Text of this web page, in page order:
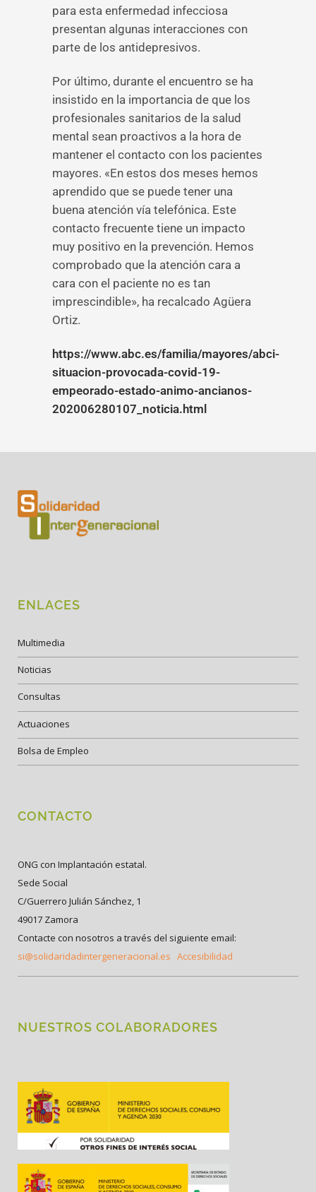
para esta enfermedad infecciosa
presentan algunas interacciones con
parte de los antidepresivos.
Por último, durante el encuentro se ha
insistido en la importancia de que los
profesionales sanitarios de la salud
mental sean proactivos a la hora de
mantener el contacto con los pacientes
mayores. «En estos dos meses hemos
aprendido que se puede tener una
buena atención vía telefónica. Este
contacto frecuente tiene un impacto
muy positivo en la prevención. Hemos
comprobado que la atención cara a
cara con el paciente no es tan
imprescindible», ha recalcado Agüera
Ortiz.
https://www.abc.es/familia/mayores/abci-
situacion-provocada-covid-19-
empeorado-estado-animo-ancianos-
202006280107_noticia.html
ENLACES
Multimedia
Noticias
Consultas
Actuaciones
Bolsa de Empleo
CONTACTO
ONG con Implantación estatal.
Sede Social
C/Guerrero Julián Sánchez, 1
49017 Zamora
Contacte con nosotros a través del siguiente email:
si@solidaridadintergeneracional.es Accesibilidad
NUESTROS COLABORADORES